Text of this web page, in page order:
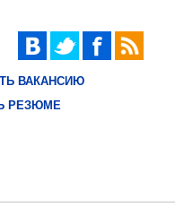
ВАКАНСИЮ
РЕЗЮМЕ